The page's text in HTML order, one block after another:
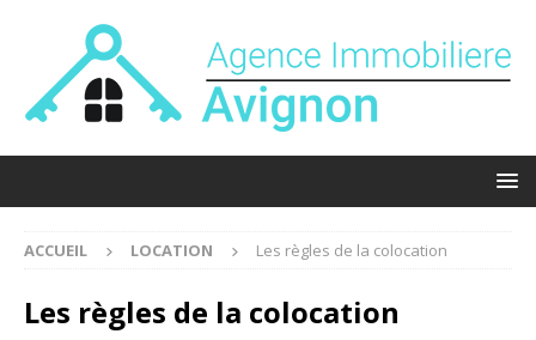
ACCUEIL LOCATION Les règles de la colocation
Les règles de la colocation